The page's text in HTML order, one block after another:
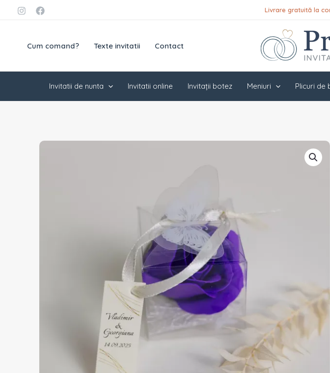
conținut Livrare gratuită la
Cum comand? Texte invitatii Contact
Invitatii de nunta Invitatii online Invitații botez Meniuri Plicuri de